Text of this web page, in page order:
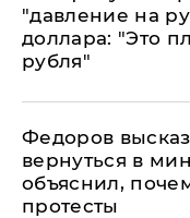
"давление на
доллара: "Это
рубля"
Федоров
вернуться в
объяснил,
протесты